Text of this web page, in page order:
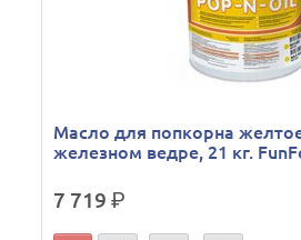
Масло для попкорна
железном ведре, 21 кг.
7 719р.